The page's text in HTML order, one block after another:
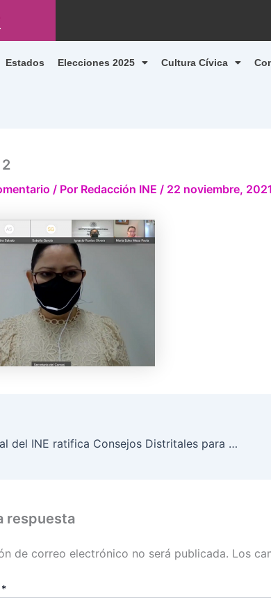
Estados Elecciones 2025 Cultura Cívica
/ Por Redacción INE / 22 noviembre, 2021
El Consejo Local del INE ratifica Consejos Distritales para el Proceso Electoral Local 21-22
respuesta
de correo electrónico no será publicada. Los
*